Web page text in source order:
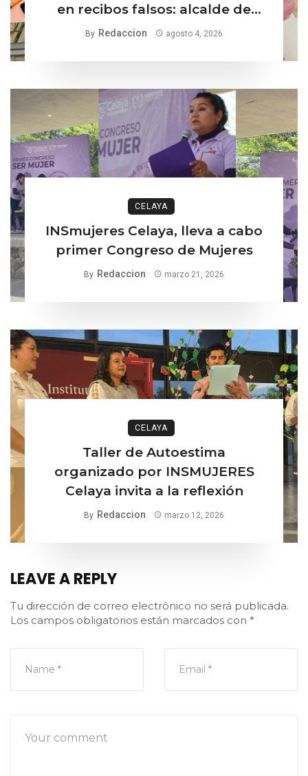
en recibos falsos: alcalde de
Celaya
By Redaccion agosto 4, 2026
CELAYA
INSmujeres Celaya, lleva a cabo
primer Congreso de Mujeres
By Redaccion marzo 21, 2026
CELAYA
Taller de Autoestima
organizado por INSMUJERES
Celaya invita a la reflexión
By Redaccion marzo 12, 2026
LEAVE A REPLY
Tu dirección de correo electrónico no será publicada.
Los campos obligatorios están marcados con *